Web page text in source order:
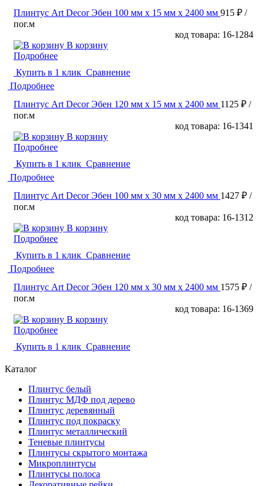
Плинтус Art Decor Эбен 100 мм х 15 мм х 2400 мм 915 ₽ /
пог.м
код товара: 16-1284
В корзину
Подробнее
Купить в 1 клик Сравнение
Подробнее
Плинтус Art Decor Эбен 120 мм х 15 мм х 2400 мм 1125 ₽ /
пог.м
код товара: 16-1341
В корзину
Подробнее
Купить в 1 клик Сравнение
Подробнее
Плинтус Art Decor Эбен 100 мм х 30 мм х 2400 мм 1427 ₽ /
пог.м
код товара: 16-1312
В корзину
Подробнее
Купить в 1 клик Сравнение
Подробнее
Плинтус Art Decor Эбен 120 мм х 30 мм х 2400 мм 1575 ₽ /
пог.м
код товара: 16-1369
В корзину
Подробнее
Купить в 1 клик Сравнение
Каталог
Плинтус белый
Плинтус МДФ под дерево
Плинтус деревянный
Плинтус под покраску
Плинтус металлический
Теневые плинтусы
Плинтусы скрытого монтажа
Микроплинтусы
Плинтусы полоса